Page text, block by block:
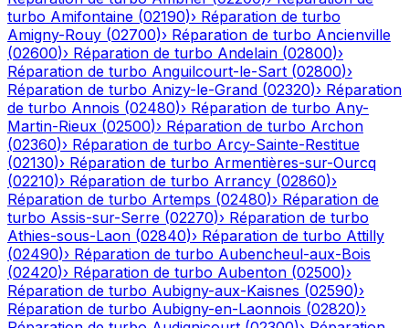
turbo Amifontaine (02190)› Réparation de turbo
Amigny-Rouy (02700)› Réparation de turbo Ancienville
(02600)› Réparation de turbo Andelain (02800)›
Réparation de turbo Anguilcourt-le-Sart (02800)›
Réparation de turbo Anizy-le-Grand (02320)› Réparation
de turbo Annois (02480)› Réparation de turbo Any-
Martin-Rieux (02500)› Réparation de turbo Archon
(02360)› Réparation de turbo Arcy-Sainte-Restitue
(02130)› Réparation de turbo Armentières-sur-Ourcq
(02210)› Réparation de turbo Arrancy (02860)›
Réparation de turbo Artemps (02480)› Réparation de
turbo Assis-sur-Serre (02270)› Réparation de turbo
Athies-sous-Laon (02840)› Réparation de turbo Attilly
(02490)› Réparation de turbo Aubencheul-aux-Bois
(02420)› Réparation de turbo Aubenton (02500)›
Réparation de turbo Aubigny-aux-Kaisnes (02590)›
Réparation de turbo Aubigny-en-Laonnois (02820)›